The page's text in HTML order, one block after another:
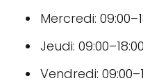
Mercredi:
Jeudi: 09:00–18:00
Vendredi: